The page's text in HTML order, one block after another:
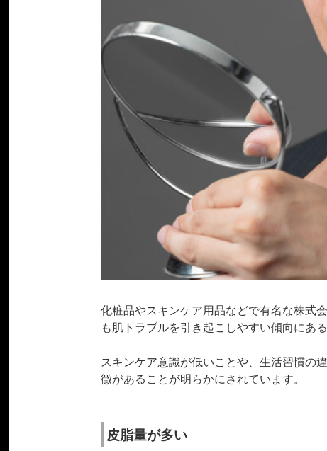
化粧品やスキンケア用品などで有名な株式
も肌トラブルを引き起こしやすい傾向にある
スキンケア意識が低いことや、生活習慣の
徴があることが明らかにされています。
皮脂量が多い